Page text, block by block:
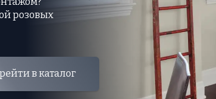
розовых
в каталог